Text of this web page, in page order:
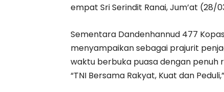
empat Sri Serindit Ranai, Jum’at (28/
Sementara Dandenhannud 477
menyampaikan sebagai prajurit
waktu berbuka puasa dengan penuh
“TNI Bersama Rakyat, Kuat dan